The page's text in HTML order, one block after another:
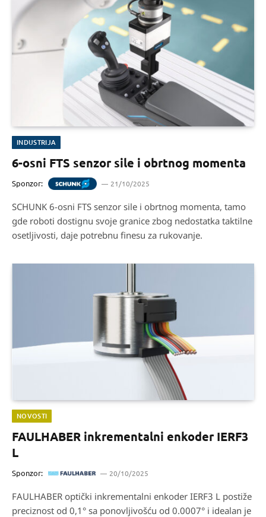
INDUSTRIJA
6-osni FTS senzor sile i obrtnog momenta
Sponzor: 21/10/2025
SCHUNK 6-osni FTS senzor sile i obrtnog momenta, tamo
gde roboti dostignu svoje granice zbog nedostatka taktilne
osetljivosti, daje potrebnu finesu za rukovanje.
NOVOSTI
FAULHABER inkrementalni enkoder IERF3
L
Sponzor: 20/10/2025
FAULHABER optički inkrementalni enkoder IERF3 L postiže
preciznost od 0,1° sa ponovljivošću od 0.0007° i idealan je